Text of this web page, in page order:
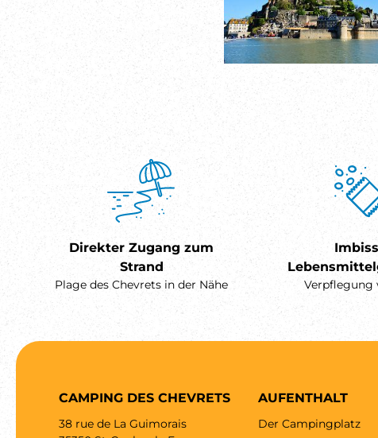
Direkter Zugang zum
Strand
Plage des Chevrets in der Nähe Verpflegung
CAMPING DES CHEVRETS
38 rue de La Guimorais
AUFENTHALT
Der Campingplatz